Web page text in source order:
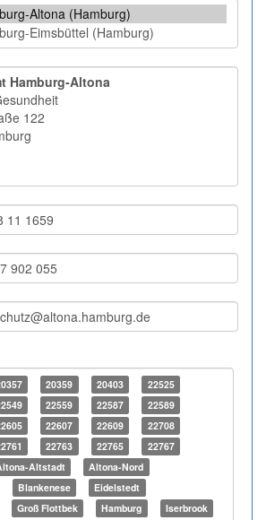
Hamburg-Altona
122
20359 20403
22525
22559 22587
22589
22607 22609
22708
22763 22765
22767
Altstadt
Altona-Nord
Blankenese
Eidelstedt
Groß Flottbek Hamburg Iserbrook